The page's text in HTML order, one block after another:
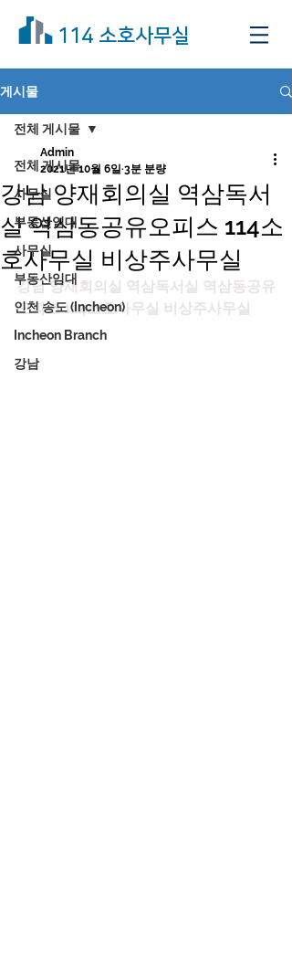
114 소호사무실
게시물
전체 게시물
사무실
부동산임대
사무실
부동산임대
인천 송도 (Incheon)
Incheon Branch
강남
전체 게시물
강남 양재회의실 역삼독서
실 역삼동공유오피스 114소
호사무실 비상주사무실
Admin
2021년 10월 6일 3분 분량
강남 양재회의실 역삼독서실 역삼동공유
오피스 114소호사무실 비상주사무실